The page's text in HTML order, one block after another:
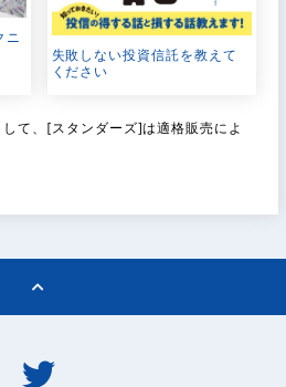
ニ
失敗しない投資信託を教えて
ください
て、[スタンダーズ]は適格販売によ